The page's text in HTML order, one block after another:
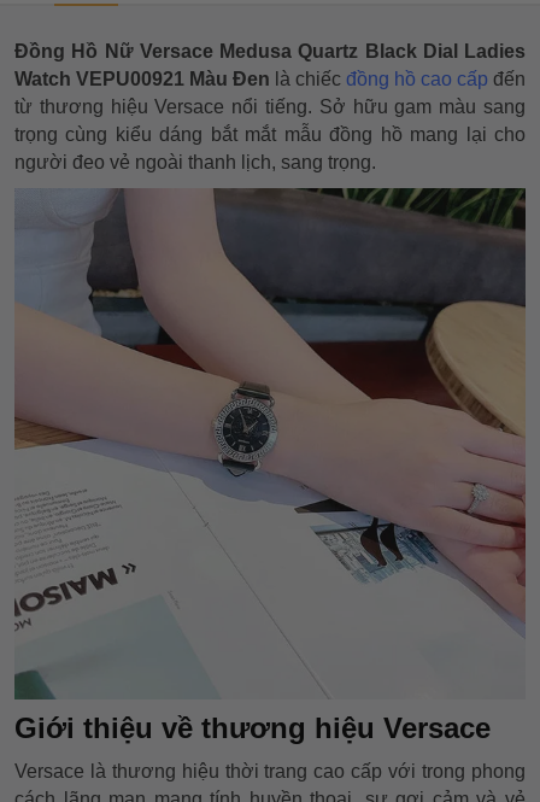
Đồng Hồ Nữ Versace Medusa Quartz Black Dial Ladies
Watch VEPU00921 Màu Đen là chiếc đồng hồ cao cấp đến
từ thương hiệu Versace nổi tiếng. Sở hữu gam màu sang
trọng cùng kiểu dáng bắt mắt mẫu đồng hồ mang lại cho
người đeo vẻ ngoài thanh lịch, sang trọng.
Giới thiệu về thương hiệu Versace
Versace là thương hiệu thời trang cao cấp với trong phong